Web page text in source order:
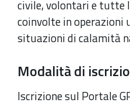
civile, volontari e tutte
coinvolte in
situazioni di calamità
Modalità di
Iscrizione sul Portale